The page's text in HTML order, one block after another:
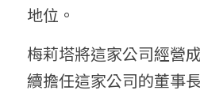
地位。
梅莉塔將這家公司經營
續擔任這家公司的董事